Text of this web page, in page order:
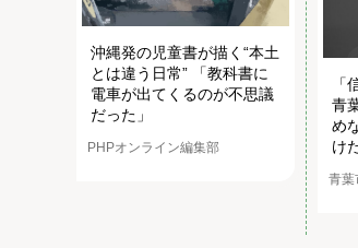
沖縄発の児童書が描く“本土
とは違う日常” 「教科書に
電車が出てくるのが不思議
だった」
PHPオンライン編集部
「
青
め
け
青葉